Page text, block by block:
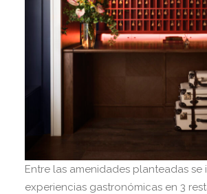
Entre las amenidades planteadas se
experiencias gastronómicas en 3